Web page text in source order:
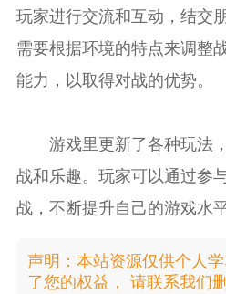
玩家进行交流和互动，结交
需要根据环境的特点来调整
能力，以取得对战的优势。
游戏里更新了各种玩法
战和乐趣。玩家可以通过参
战，不断提升自己的游戏水平
声明：本站资源仅供个人
了您的权益， 请联系我们